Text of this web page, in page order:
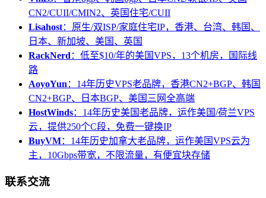
CN2/CUII/CMIN2、英国住宅/CUII
Lisahost：原生/双ISP/家庭住宅IP，香港、台湾、韩国、
日本、新加坡、美国、英国
RackNerd ：低至$10/年的美国VPS，13个机房，国际线
路
AoyoYun ：14年历史VPS老品牌，香港CN2+BGP、韩国
CN2+BGP、日本BGP、美国三网全高端
HostWinds：14年历史美国老品牌，运作美国/荷兰VPS
云，提供250个C段，免费一键换IP
BuyVM：14年历史加拿大老品牌，运作美国VPS云为
主，10Gbps带宽，不限流量，有便宜块存储
联系交流